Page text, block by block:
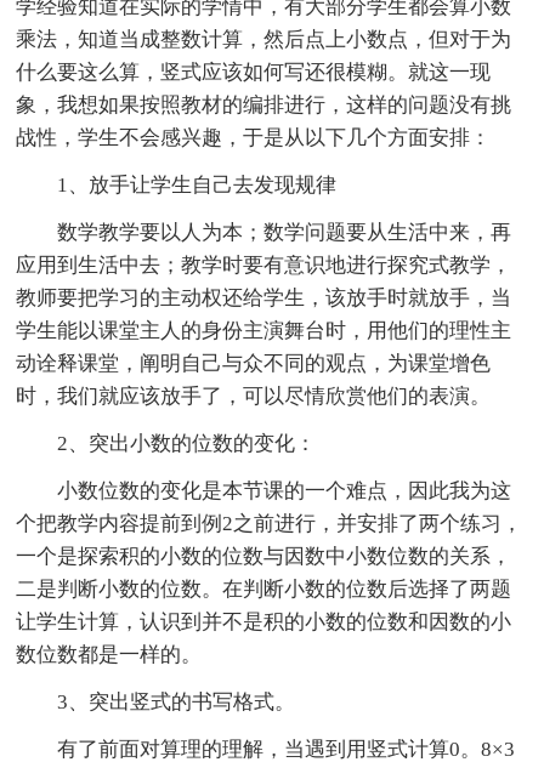
学经验知道在实际的学情中，有大部分学生都会算小数
乘法，知道当成整数计算，然后点上小数点，但对于为
什么要这么算，竖式应该如何写还很模糊。就这一现
象，我想如果按照教材的编排进行，这样的问题没有挑
战性，学生不会感兴趣，于是从以下几个方面安排：
1、放手让学生自己去发现规律
数学教学要以人为本；数学问题要从生活中来，再
应用到生活中去；教学时要有意识地进行探究式教学，
教师要把学习的主动权还给学生，该放手时就放手，当
学生能以课堂主人的身份主演舞台时，用他们的理性主
动诠释课堂，阐明自己与众不同的观点，为课堂增色
时，我们就应该放手了，可以尽情欣赏他们的表演。
2、突出小数的位数的变化：
小数位数的变化是本节课的一个难点，因此我为这
个把教学内容提前到例2之前进行，并安排了两个练习，
一个是探索积的小数的位数与因数中小数位数的关系，
二是判断小数的位数。在判断小数的位数后选择了两题
让学生计算，认识到并不是积的小数的位数和因数的小
数位数都是一样的。
3、突出竖式的书写格式。
有了前面对算理的理解，当遇到用竖式计算0。8×3